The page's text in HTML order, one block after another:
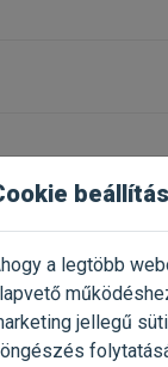
meg a háziállaton,
bolhákat pusztítja
minden
a bolhapeték,
kutyusom ő is
a legtöbb
jellegű